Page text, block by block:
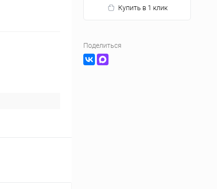
Купить в 1 клик
Поделиться